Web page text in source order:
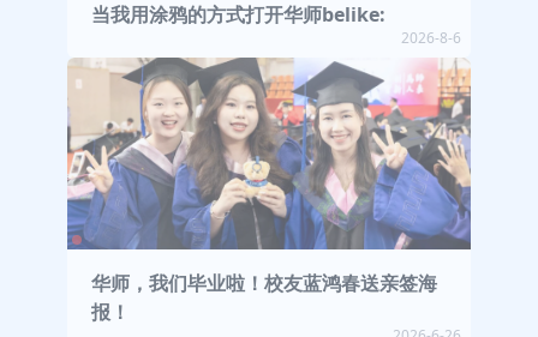
当我用涂鸦的方式打开华师belike:
2026-8-6
华师，我们毕业啦！校友蓝鸿春送亲签海
报！